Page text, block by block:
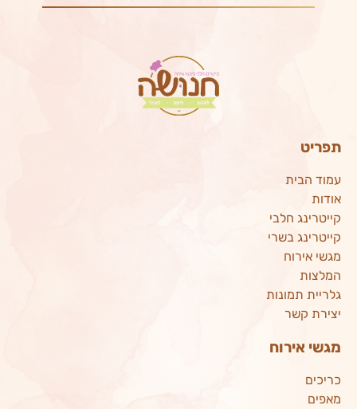
תפריט
עמוד הבית
אודות
קייטרינג חלבי
קייטרינג בשרי
מגשי אירוח
המלצות
גלריית תמונות
יצירת קשר
מגשי אירוח
כריכים
מאפים